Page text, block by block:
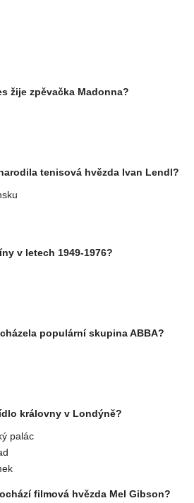
žije zpěvačka Madonna?
tenisová hvězda Ivan Lendl?
v letech 1949-1976?
populární skupina ABBA?
královny v Londýně?
palác
filmová hvězda Mel Gibson?